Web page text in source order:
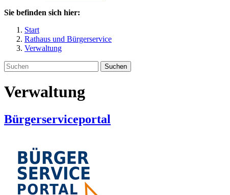
Sie befinden sich hier:
Start
Rathaus und Bürgerservice
Verwaltung
Suchen
Verwaltung
Bürgerserviceportal